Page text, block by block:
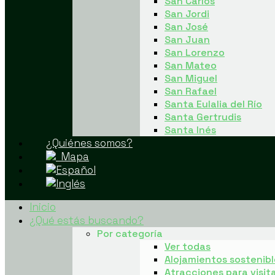
San Jordi
San José
San Juan
San Lorenzo
San Mateo
San Miguel
San Rafael
Santa Eulalia del Río
Santa Gertrudis
Santa Inés
¿Quiénes somos?
Mapa
Inicio
¿Qué estás buscando?
Por categoría
Ver todas
Alojamientos
Atracciones para